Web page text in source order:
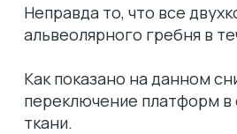
Неправда то, что все
альвеолярного гребня в
Как показано на данном
переключение платформ в
ткани.